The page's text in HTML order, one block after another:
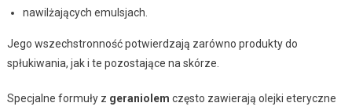
nawilżających emulsjach.
Jego wszechstronność potwierdzają zarówno produkty do
spłukiwania, jak i te pozostające na skórze.
Specjalne formuły z geraniolem często zawierają olejki eteryczne